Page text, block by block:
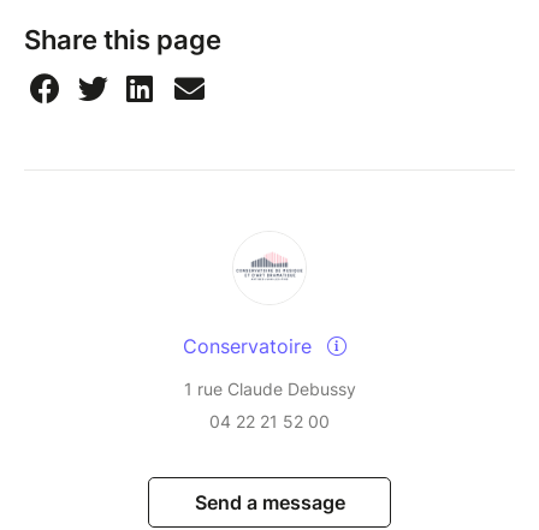
Share this page
Conservatoire
1 rue Claude Debussy
04 22 21 52 00
Send a message